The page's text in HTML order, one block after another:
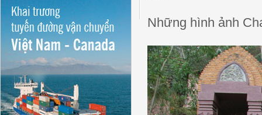
Những hình ảnh